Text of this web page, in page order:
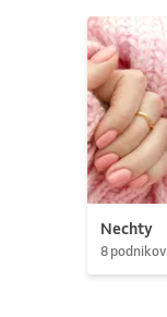
Nechty
8 podnikov